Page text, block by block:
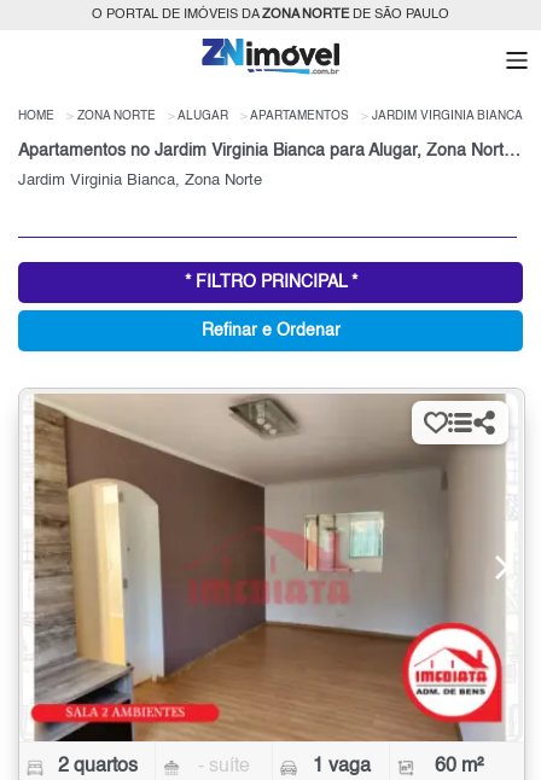
O PORTAL DE IMÓVEIS DAZONA NORTEDE SÃO PAULO
HOME ZONA NORTE ALUGAR APARTAMENTOS JARDIM VIRGINIA BIANCA
Apartamentos no Jardim Virginia Bianca para Alugar, Zona Norte de São Paulo, SP
Jardim Virginia Bianca, Zona Norte
* FILTRO PRINCIPAL *
Refinar e Ordenar
2 quartos - suíte 1 vaga 60 m²